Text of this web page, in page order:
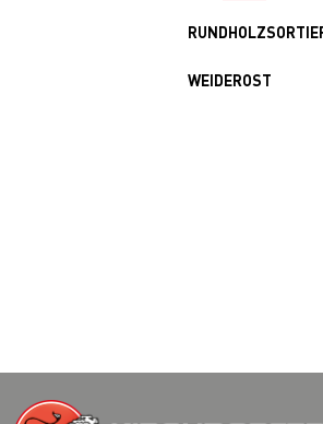
WEIDEROST